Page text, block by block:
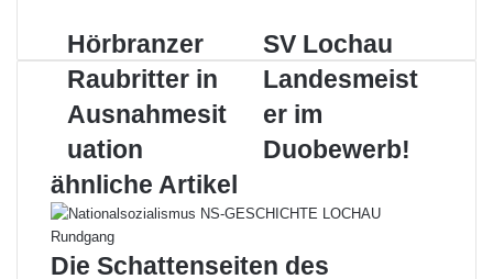
Hörbranzer
Raubritter
in
Ausnahmesituation
Hörbranzer
Raubritter in
Ausnahmesit
uation
SV
Lochau
Landesmeister
im
SV Lochau
Landesmeist
er im
Duobewerb!
ähnliche Artikel
Die Schattenseiten des